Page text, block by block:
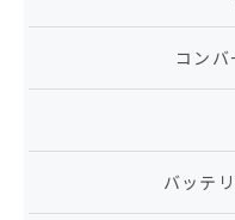
コン
バッテ